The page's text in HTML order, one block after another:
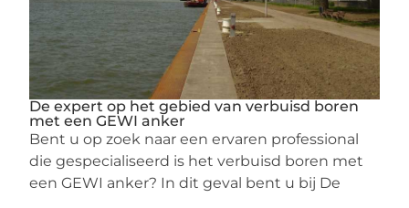
De expert op het gebied van verbuisd boren
met een GEWI anker
Bent u op zoek naar een ervaren professional
die gespecialiseerd is het verbuisd boren met
een GEWI anker? In dit geval bent u bij De